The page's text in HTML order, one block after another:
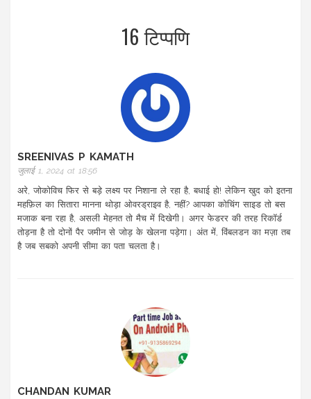
16 टिप्पणि
SREENIVAS P KAMATH
जुलाई 1, 2024 at 18:56
अरे, जोकोविच फिर से बड़े लक्ष्य पर निशाना ले रहा है, बधाई हो! लेकिन खुद को इतना
महफ़िल का सितारा मानना थोड़ा ओवरड्राइव है, नहीं? आपका कोचिंग साइड तो बस
मजाक बना रहा है, असली मेहनत तो मैच में दिखेगी। अगर फेडरर की तरह रिकॉर्ड
तोड़ना है तो दोनों पैर जमीन से जोड़ के खेलना पड़ेगा। अंत में, विंबलडन का मज़ा तब
है जब सबको अपनी सीमा का पता चलता है।
CHANDAN KUMAR